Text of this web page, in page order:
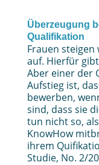
Überzeugung
Qualifikation
Frauen
auf. Hierfür
Aber einer der
Aufstieg ist,
bewerben,
sind, dass sie
tun nicht so,
KnowHow
ihrem
Studie, No. 2/